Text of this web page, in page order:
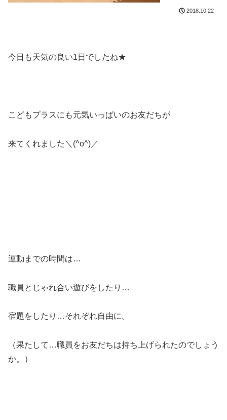
2018.10.22
今日も天気の良い1日でしたね★
こどもプラスにも元気いっぱいのお友だちが
来てくれました＼(^o^)／
運動までの時間は…
職員とじゃれ合い遊びをしたり…
宿題をしたり…それぞれ自由に。
（果たして…職員をお友だちは持ち上げられたのでしょう
か。）